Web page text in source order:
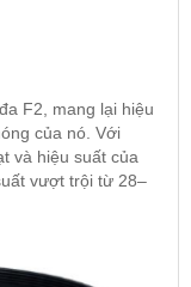
F2, mang lại hiệu
của nó. Với
và hiệu suất của
vượt trội từ 28–